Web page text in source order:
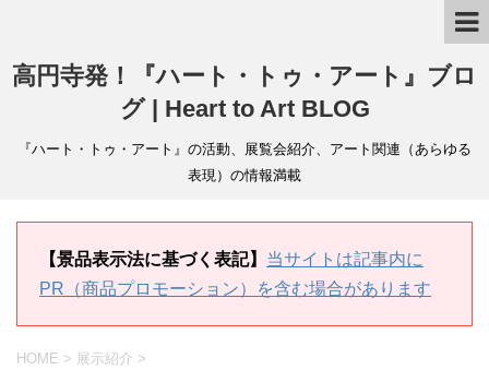
高円寺発！『ハート・トゥ・アート』ブロ
グ | Heart to Art BLOG
『ハート・トゥ・アート』の活動、展覧会紹介、アート関連（あらゆる
表現）の情報満載
【景品表示法に基づく表記】 当サイトは記事内に
PR（商品プロモーション）を含む場合があります
HOME > 展示紹介 >